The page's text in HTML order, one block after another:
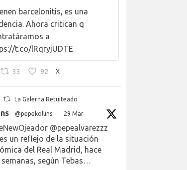
barcelonitis, es una
Ahora critican q
a
t.co/lRqryjUDTE
33 92 X
La Galerna Retuiteado
@pepekollins · 29 Mar
@pepealvarezzz
un reflejo de la situación
del Real Madrid, hace
semanas, según Tebas…